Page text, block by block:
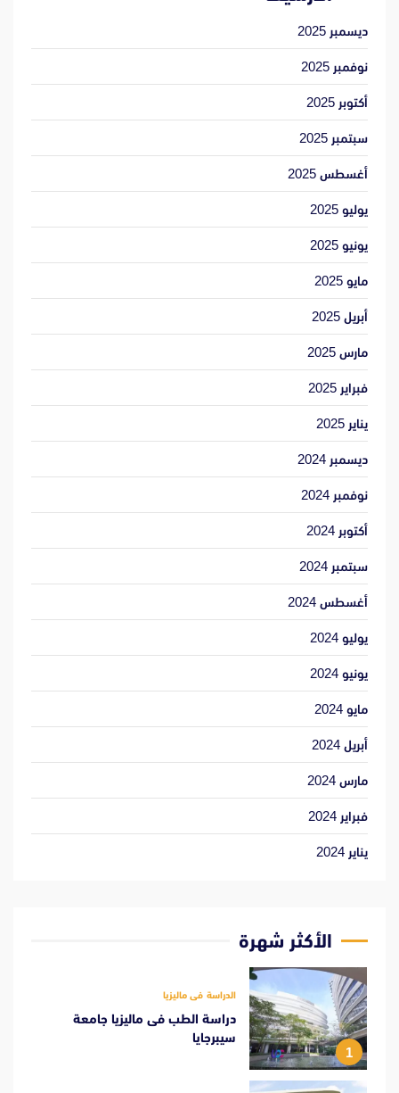
ديسمبر 2025
نوفمبر 2025
أكتوبر 2025
سبتمبر 2025
أغسطس 2025
يوليو 2025
يونيو 2025
مايو 2025
أبريل 2025
مارس 2025
فبراير 2025
يناير 2025
ديسمبر 2024
نوفمبر 2024
أكتوبر 2024
سبتمبر 2024
أغسطس 2024
يوليو 2024
يونيو 2024
مايو 2024
أبريل 2024
مارس 2024
فبراير 2024
يناير 2024
الأكثر شهرة
1
الدراسة فى ماليزيا
دراسة الطب فى ماليزيا جامعة
سيبرجايا